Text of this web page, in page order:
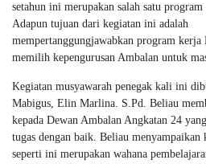
setahun ini merupakan salah satu
Adapun tujuan dari kegiatan ini adalah
mempertanggungjawabkan program kerja
memilih kepengurusan Ambalan untuk
Kegiatan musyawarah penegak kali ini
Mabigus, Elin Marlina. S.Pd. Beliau
kepada Dewan Ambalan Angkatan 24
tugas dengan baik. Beliau menyampaikan
seperti ini merupakan wahana